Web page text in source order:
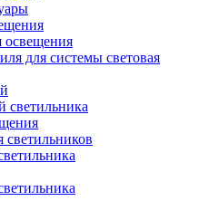
для системы световая
светильника